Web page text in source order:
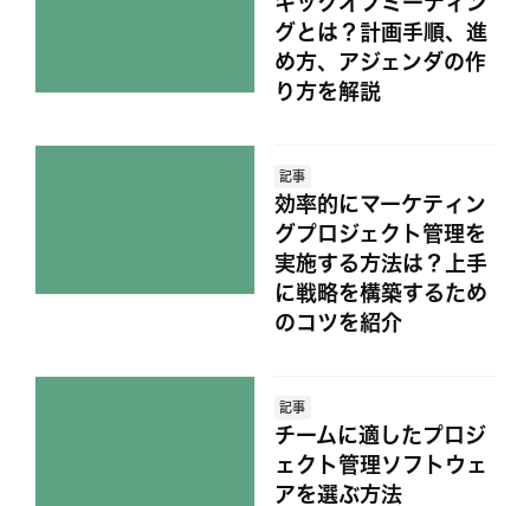
グとは？計画手順、進
め方、アジェンダの作
り方を解説
記事
効率的にマーケティン
グプロジェクト管理を
実施する方法は？上手
に戦略を構築するため
のコツを紹介
記事
チームに適したプロジ
ェクト管理ソフトウェ
アを選ぶ方法